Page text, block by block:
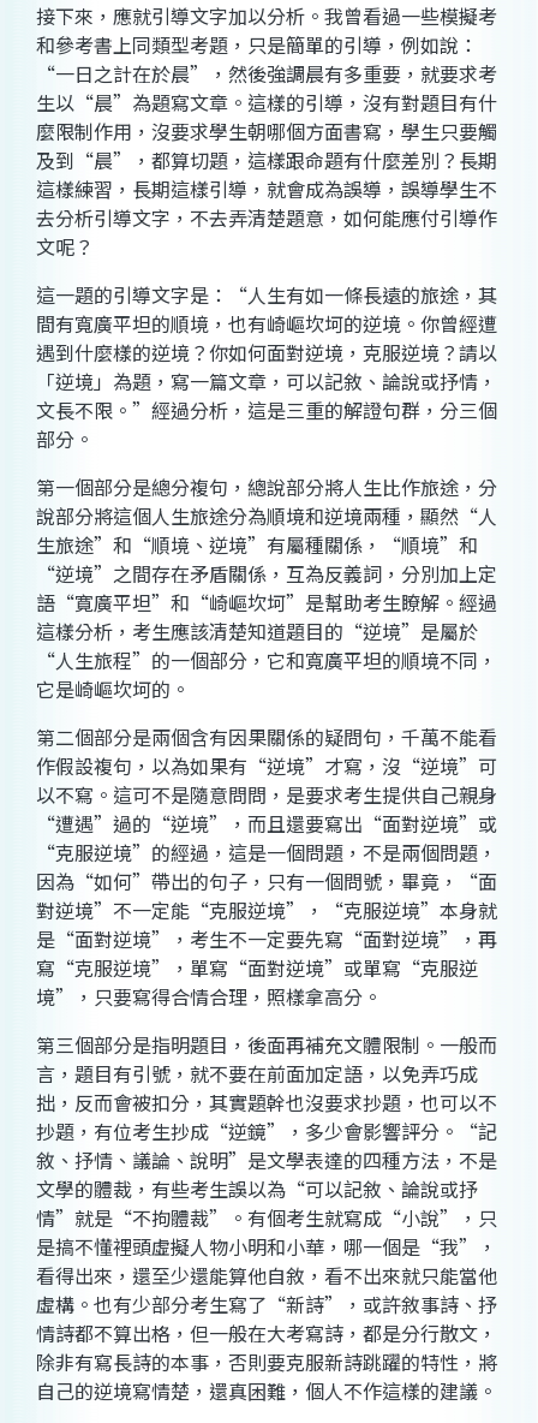
接下來，應就引導文字加以分析。我曾看過一些模擬考
和參考書上同類型考題，只是簡單的引導，例如說：
“一日之計在於晨”，然後強調晨有多重要，就要求考
生以“晨”為題寫文章。這樣的引導，沒有對題目有什
麼限制作用，沒要求學生朝哪個方面書寫，學生只要觸
及到“晨”，都算切題，這樣跟命題有什麼差別？長期
這樣練習，長期這樣引導，就會成為誤導，誤導學生不
去分析引導文字，不去弄清楚題意，如何能應付引導作
文呢？
這一題的引導文字是：“人生有如一條長遠的旅途，其
間有寬廣平坦的順境，也有崎嶇坎坷的逆境。你曾經遭
遇到什麼樣的逆境？你如何面對逆境，克服逆境？請以
「逆境」為題，寫一篇文章，可以記敘、論說或抒情，
文長不限。”經過分析，這是三重的解證句群，分三個
部分。
第一個部分是總分複句，總說部分將人生比作旅途，分
說部分將這個人生旅途分為順境和逆境兩種，顯然“人
生旅途”和“順境、逆境”有屬種關係，“順境”和
“逆境”之間存在矛盾關係，互為反義詞，分別加上定
語“寛廣平坦”和“崎嶇坎坷”是幫助考生瞭解。經過
這樣分析，考生應該清楚知道題目的“逆境”是屬於
“人生旅程”的一個部分，它和寬廣平坦的順境不同，
它是崎嶇坎坷的。
第二個部分是兩個含有因果關係的疑問句，千萬不能看
作假設複句，以為如果有“逆境”才寫，沒“逆境”可
以不寫。這可不是隨意問問，是要求考生提供自己親身
“遭遇”過的“逆境”，而且還要寫出“面對逆境”或
“克服逆境”的經過，這是一個問題，不是兩個問題，
因為“如何”帶出的句子，只有一個問號，畢竟，“面
對逆境”不一定能“克服逆境”，“克服逆境”本身就
是“面對逆境”，考生不一定要先寫“面對逆境”，再
寫“克服逆境”，單寫“面對逆境”或單寫“克服逆
境”，只要寫得合情合理，照樣拿高分。
第三個部分是指明題目，後面再補充文體限制。一般而
言，題目有引號，就不要在前面加定語，以免弄巧成
拙，反而會被扣分，其實題幹也沒要求抄題，也可以不
抄題，有位考生抄成“逆鏡”，多少會影響評分。“記
敘、抒情、議論、說明”是文學表達的四種方法，不是
文學的體裁，有些考生誤以為“可以記敘、論說或抒
情”就是“不拘體裁”。有個考生就寫成“小說”，只
是搞不懂裡頭虛擬人物小明和小華，哪一個是“我”，
看得出來，還至少還能算他自敘，看不出來就只能當他
虛構。也有少部分考生寫了“新詩”，或許敘事詩、抒
情詩都不算出格，但一般在大考寫詩，都是分行散文，
除非有寫長詩的本事，否則要克服新詩跳躍的特性，將
自己的逆境寫情楚，還真困難，個人不作這樣的建議。